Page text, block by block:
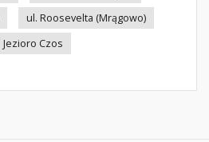
ul. Roosevelta (Mrągowo)
Jezioro Czos